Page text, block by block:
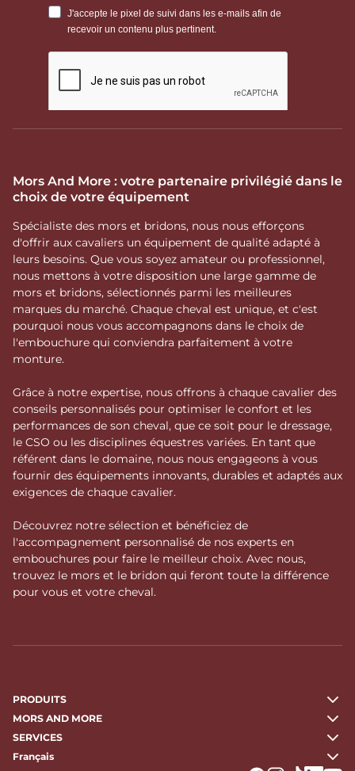
Mors And More : votre partenaire privilégié dans le
choix de votre équipement
Spécialiste des mors et bridons, nous nous efforçons
d'offrir aux cavaliers un équipement de qualité adapté à
leurs besoins. Que vous soyez amateur ou professionnel,
nous mettons à votre disposition une large gamme de
mors et bridons, sélectionnés parmi les meilleures
marques du marché. Chaque cheval est unique, et c'est
pourquoi nous vous accompagnons dans le choix de
l'embouchure qui conviendra parfaitement à votre
monture.
Grâce à notre expertise, nous offrons à chaque cavalier des
conseils personnalisés pour optimiser le confort et les
performances de son cheval, que ce soit pour le dressage,
le CSO ou les disciplines équestres variées. En tant que
référent dans le domaine, nous nous engageons à vous
fournir des équipements innovants, durables et adaptés aux
exigences de chaque cavalier.
Découvrez notre sélection et bénéficiez de
l'accompagnement personnalisé de nos experts en
embouchures pour faire le meilleur choix. Avec nous,
trouvez le mors et le bridon qui feront toute la différence
pour vous et votre cheval.
PRODUITS
MORS AND MORE
SERVICES
Français